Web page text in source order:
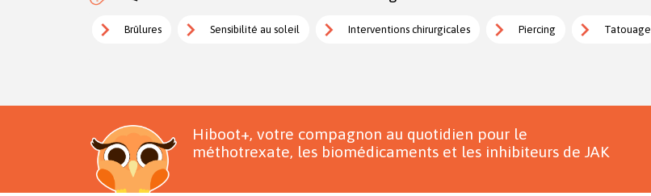
Brûlures Sensibilité au soleil Interventions chirurgicales Piercing Tatouage
Hiboot+, votre compagnon au quotidien pour le
méthotrexate, les biomédicaments et les inhibiteurs de JAK